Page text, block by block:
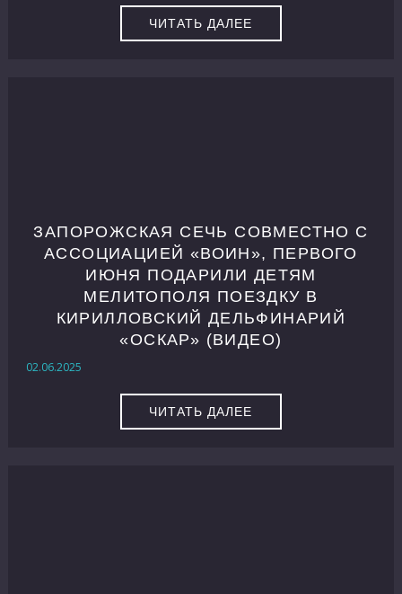
ЧИТАТЬ ДАЛЕЕ
ЗАПОРОЖСКАЯ СЕЧЬ СОВМЕСТНО С
АССОЦИАЦИЕЙ «ВОИН», ПЕРВОГО
ИЮНЯ ПОДАРИЛИ ДЕТЯМ
МЕЛИТОПОЛЯ ПОЕЗДКУ В
КИРИЛЛОВСКИЙ ДЕЛЬФИНАРИЙ
«ОСКАР» (ВИДЕО)
02.06.2025
ЧИТАТЬ ДАЛЕЕ